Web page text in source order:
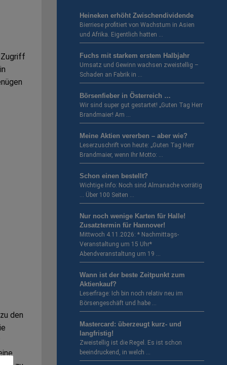
Zugriff
den
Heineken erhöht Zwischendividende
Bierriese profitiert von Wachstum in Asien
und Afrika. Eigentlich hatten …
Fuchs mit starkem erstem Halbjahr
Umsatz und Gewinn wachsen zweistellig –
Schaden an Fabrik in …
Börsenfieber in Österreich …
Wir sind super gut gestartet! „Guten Tag Herr
Brandmaier! Am …
Meine Aktien vererben – aber wie?
Leserzuschrift von heute: „Guten Tag Herr
Brandmaier, wenn Ihr Motto: …
Schon einen bestellt?
Wichtige Info: Noch sind Almanache vorrätig
… Über 100 Seiten …
Nur noch wenige Karten für Halle!
Zusatztermin für Hannover!
Mittwoch 4.11.2026: * Nachmittags-
Veranstaltung um 15 Uhr*
Abendveranstaltung um 19 …
Wann ist der beste Zeitpunkt zum
Aktienkauf?
Leserfrage: Ich bin noch relativ neu im
Börsengeschäft und habe …
Mastercard: überzeugt kurz- und
langfristig!
Zweistellig ist die Regel. Es ist schon
beeindruckend, in welch …